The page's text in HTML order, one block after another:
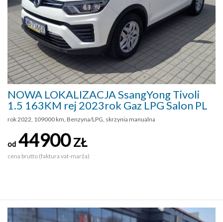
NOWA LOKALIZACJA SsangYong Tivoli
1.5 163KM rej 2023rok Gaz LPG Salon PL
rok 2022, 109000 km, Benzyna/LPG, skrzynia manualna
od 44900ZŁ
cena brutto (faktura vat-marża)